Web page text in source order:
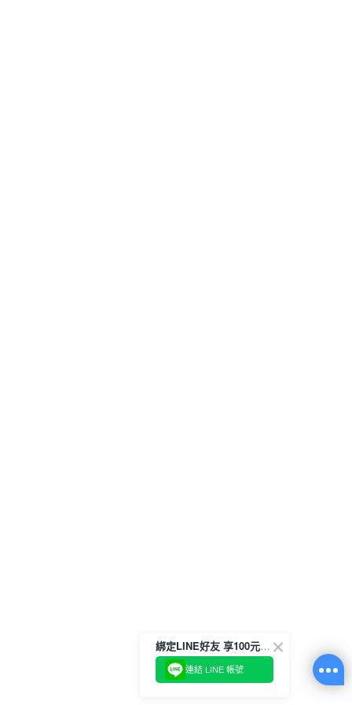
綁定LINE好友 享100元折價券
連結 LINE 帳號